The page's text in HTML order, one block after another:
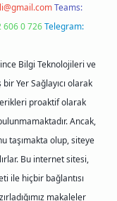
Teams:
606 0 726Telegram:
Bilgi Teknolojileri ve
Yer Sağlayıcı olarak
proaktif olarak
Ancak,
taşımakta olup, siteye
Bu internet sitesi,
ile hiçbir bağlantısı
makaleler